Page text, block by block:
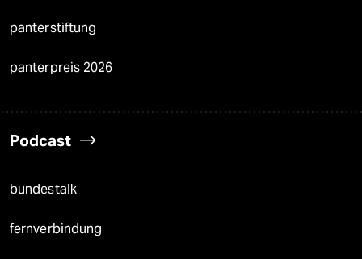
panterstiftung
panterpreis 2026
Podcast
bundestalk
fernverbindung